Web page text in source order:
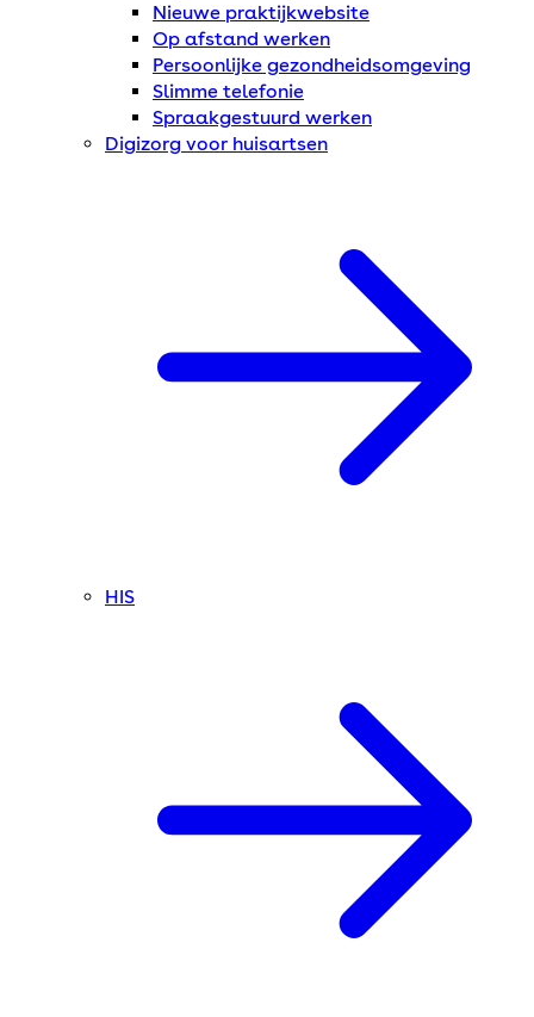
Nieuwe praktijkwebsite
Op afstand werken
Persoonlijke gezondheidsomgeving
Slimme telefonie
Spraakgestuurd werken
Digizorg voor huisartsen
HIS